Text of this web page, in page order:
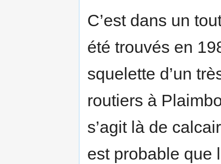
C’est dans un
été trouvés en
squelette d’un
routiers à
s’agit là de
est probable que